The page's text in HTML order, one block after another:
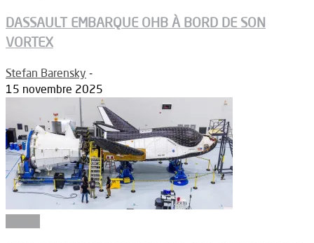
DASSAULT EMBARQUE OHB À BORD DE SON
VORTEX
Stefan Barensky -
15 novembre 2025